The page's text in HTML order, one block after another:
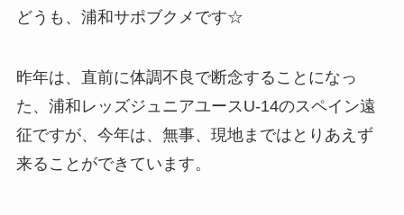
どうも、浦和サポブクメです☆
昨年は、直前に体調不良で断念することになっ
た、浦和レッズジュニアユースU-14のスペイン遠
征ですが、今年は、無事、現地まではとりあえず
来ることができています。